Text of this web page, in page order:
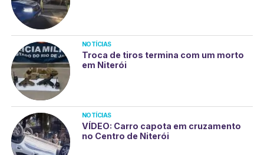
NOTÍCIAS
Troca de tiros termina com um morto
em Niterói
NOTÍCIAS
VÍDEO: Carro capota em cruzamento
no Centro de Niterói